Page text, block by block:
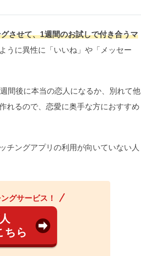
させて、1週間のお試しで付き合うマ
うに異性に「いいね」や「メッセー
間後に本当の恋人になるか、別れて他
れるので、恋愛に奥手な方におすすめ
チングアプリの利用が向いていない人
グサービス！
ちら